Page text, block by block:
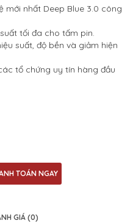
mới nhất Deep Blue 3.0 công
tối đa cho tấm pin.
suất, độ bền và giảm hiện
tổ chứng uy tín hàng đầu
TOÁN NGAY
GIÁ (0)